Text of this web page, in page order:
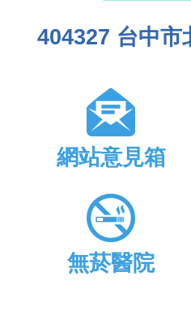
404327 台中市
網站意見箱
無菸醫院